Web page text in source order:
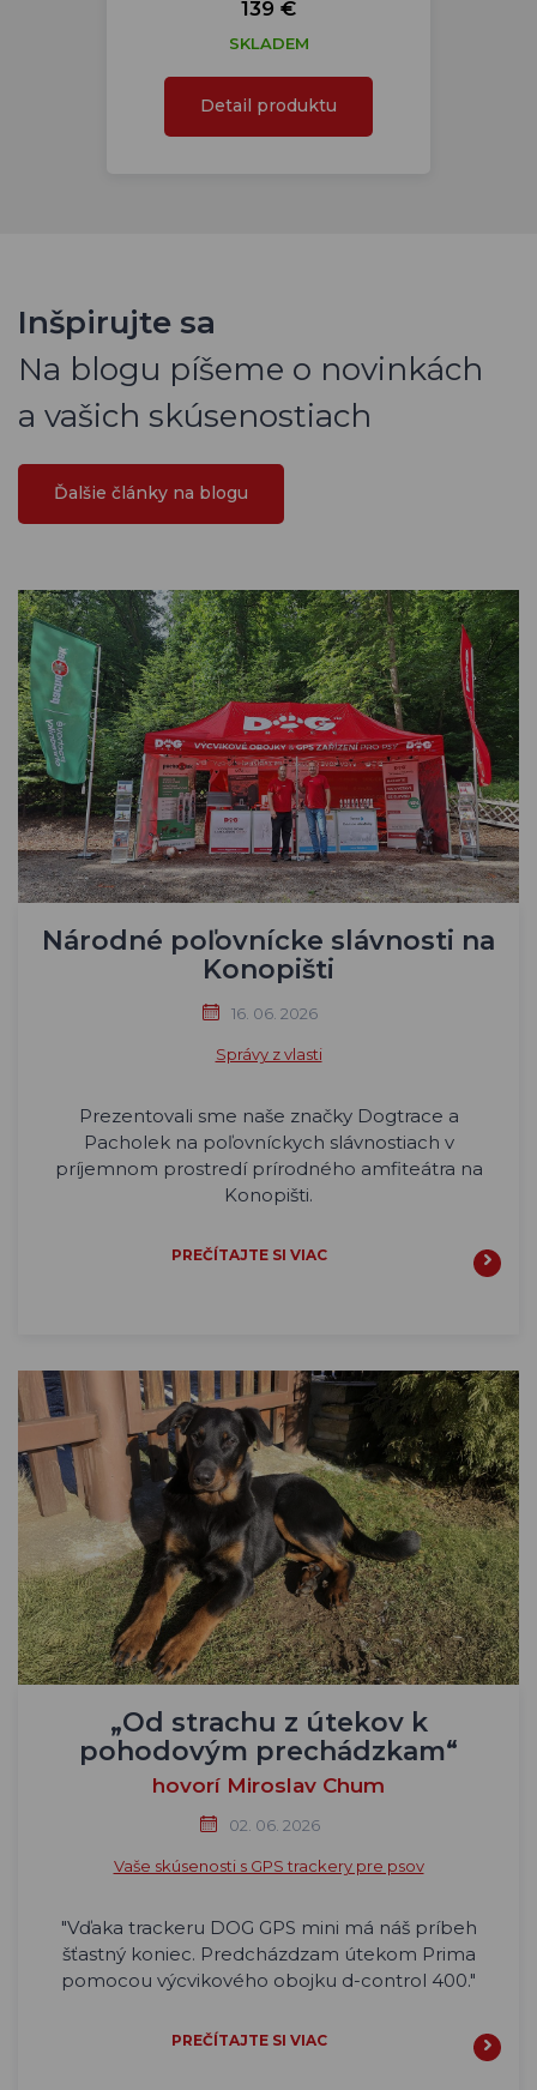
139 €
SKLADEM
Detail produktu
Inšpirujte sa
Na blogu píšeme o novinkách
a vašich skúsenostiach
Ďalšie články na blogu
Národné poľovnícke slávnosti na
Konopišti
16. 06. 2026
Správy z vlasti
Prezentovali sme naše značky Dogtrace a
Pacholek na poľovníckych slávnostiach v
príjemnom prostredí prírodného amfiteátra na
Konopišti.
PREČÍTAJTE SI VIAC
„Od strachu z útekov k
pohodovým prechádzkam“
hovorí Miroslav Chum
02. 06. 2026
Vaše skúsenosti s GPS trackery pre psov
"Vďaka trackeru DOG GPS mini má náš príbeh
šťastný koniec. Predcházdzam útekom Prima
pomocou výcvikového obojku d-control 400."
PREČÍTAJTE SI VIAC